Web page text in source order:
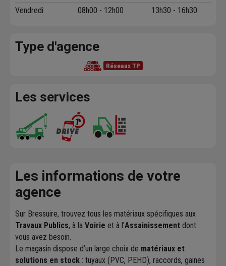
Vendredi
08h00 - 12h00 13h30 - 16h30
Type d'agence
Réseaux TP
Les services
Les informations de votre
agence
Sur Bressuire, trouvez tous les matériaux spécifiques aux
Travaux Publics, à la Voirie et à l’Assainissement dont
vous avez besoin.
Le magasin dispose d’un large choix de matériaux et
solutions en stock : tuyaux (PVC, PEHD), raccords, gaines